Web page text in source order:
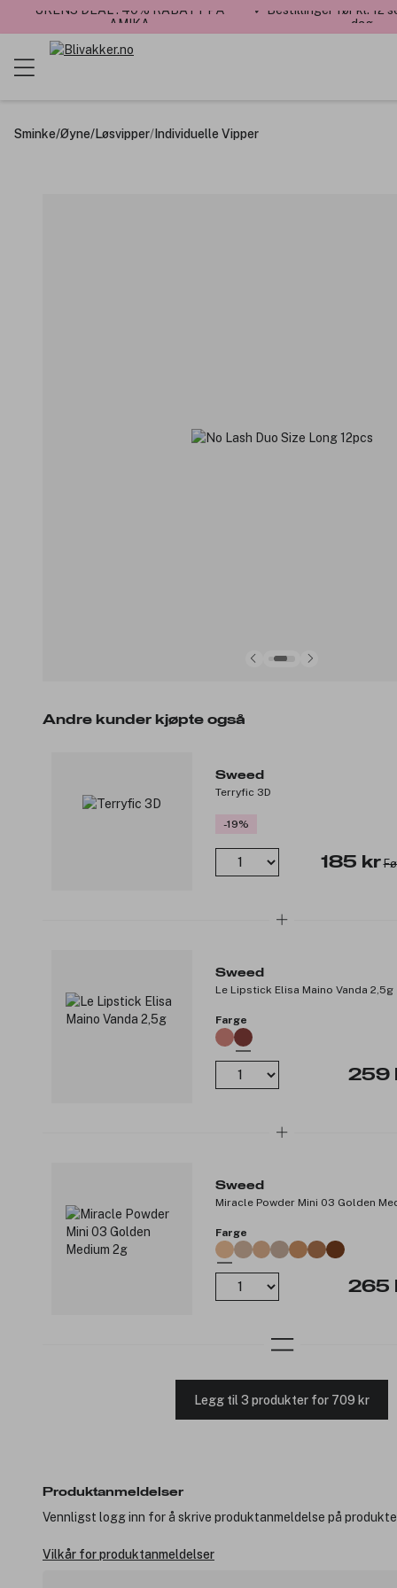
UKENS DEAL : 40% RABATT PÅ
AMIKA
✓ Bestillinger før kl. 12
dag
Sminke/Øyne/Løsvipper/ Individuelle Vipper
Andre kunder kjøpte også
Sweed
Terryfic 3D
-19%
185 kr
Sweed
Le Lipstick Elisa Maino Vanda 2,5g
Farge
259
Sweed
Miracle Powder Mini 03 Golden
Farge
265
Legg til 3 produkter for 709 kr
Produktanmeldelser
Vennligst logg inn for å skrive produktanmeldelse på
Vilkår for produktanmeldelser